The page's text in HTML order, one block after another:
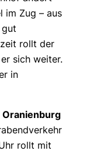
im Zug – aus
gut
rollt der
sich weiter.
in
Oranienburg
rollt mit